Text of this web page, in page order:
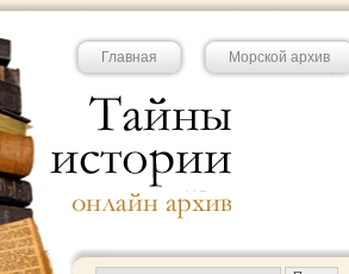
Главная Морской архив